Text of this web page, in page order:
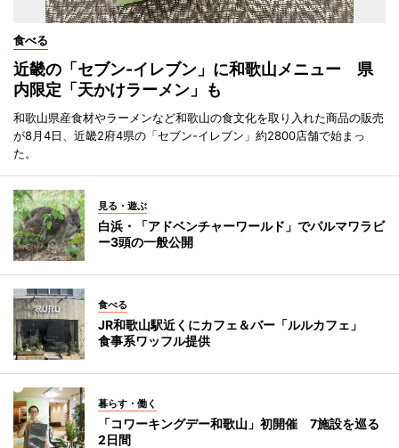
食べる
近畿の「セブン-イレブン」に和歌山メニュー 県
内限定「天かけラーメン」も
和歌山県産食材やラーメンなど和歌山の食文化を取り入れた商品の販売
が8月4日、近畿2府4県の「セブン-イレブン」約2800店舗で始まっ
た。
見る・遊ぶ
白浜・「アドベンチャーワールド」でパルマワラビ
ー3頭の一般公開
食べる
JR和歌山駅近くにカフェ＆バー「ルルカフェ」
食事系ワッフル提供
暮らす・働く
「コワーキングデー和歌山」初開催 7施設を巡る
2日間